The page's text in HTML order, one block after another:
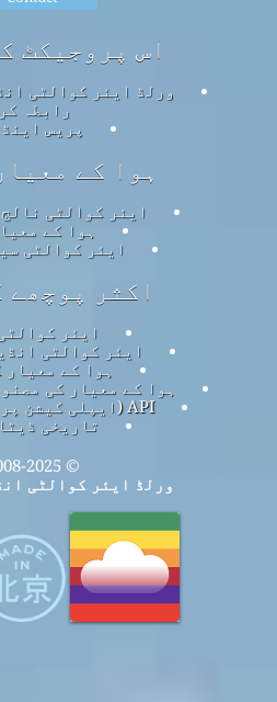
اس پروجیکٹ
ورلڈ ایئر کوالٹی
رابطہ
پریس
ہوا کے
ایئر کوالٹی
ہوا کے
ایئر کوالٹی
اکثر پوچھے
ایئر
ایئر کوالٹی
ہوا کے
ہوا کے معیار کی
API (ایپلی کیشن پروگرامنگ انٹرفیس)
تاریخی
© 2008-2025
ورلڈ ایئر کوالٹی